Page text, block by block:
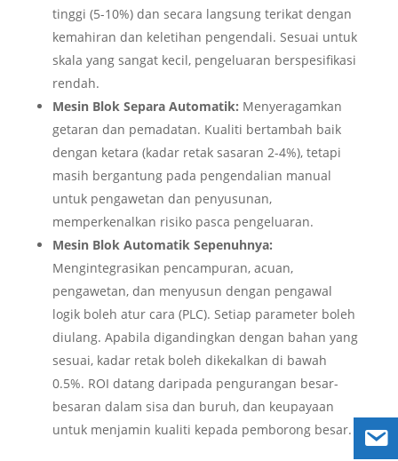
tinggi (5-10%) dan secara langsung terikat dengan
kemahiran dan keletihan pengendali. Sesuai untuk
skala yang sangat kecil, pengeluaran berspesifikasi
rendah.
Mesin Blok Separa Automatik: Menyeragamkan
getaran dan pemadatan. Kualiti bertambah baik
dengan ketara (kadar retak sasaran 2-4%), tetapi
masih bergantung pada pengendalian manual
untuk pengawetan dan penyusunan,
memperkenalkan risiko pasca pengeluaran.
Mesin Blok Automatik Sepenuhnya:
Mengintegrasikan pencampuran, acuan,
pengawetan, dan menyusun dengan pengawal
logik boleh atur cara (PLC). Setiap parameter boleh
diulang. Apabila digandingkan dengan bahan yang
sesuai, kadar retak boleh dikekalkan di bawah
0.5%. ROI datang daripada pengurangan besar-
besaran dalam sisa dan buruh, dan keupayaan
untuk menjamin kualiti kepada pemborong besar.